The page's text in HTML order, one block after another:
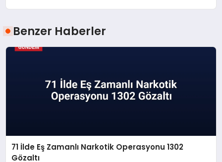
Benzer Haberler
71 İlde Eş Zamanlı Narkotik Operasyonu 1302
Gözaltı